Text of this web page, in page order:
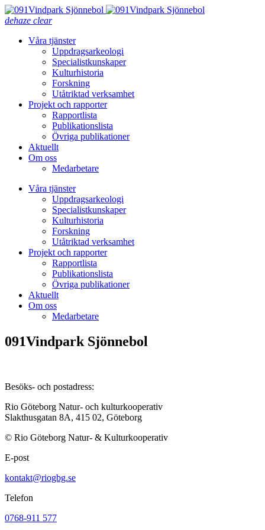
dehaze clear
Våra tjänster
Uppdragsarkeologi
Specialistkunskaper
Kulturhistoria
Forskning
Utåtriktad verksamhet
Projekt och rapporter
Rapportlista
Publikationslista
Övriga publikationer
Aktuellt
Om oss
Medarbetare
Våra tjänster
Uppdragsarkeologi
Specialistkunskaper
Kulturhistoria
Forskning
Utåtriktad verksamhet
Projekt och rapporter
Rapportlista
Publikationslista
Övriga publikationer
Aktuellt
Om oss
Medarbetare
091Vindpark Sjönnebol
Besöks- och postadress:
Rio Göteborg Natur- och kulturkooperativ
Slakthusgatan 8A, 415 02, Göteborg
© Rio Göteborg Natur- & Kulturkooperativ
E-post
kontakt@riogbg.se
Telefon
0768-911 577